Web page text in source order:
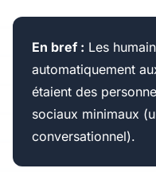
En bref : Les
automatiquement
étaient des
sociaux minimaux
conversationnel).